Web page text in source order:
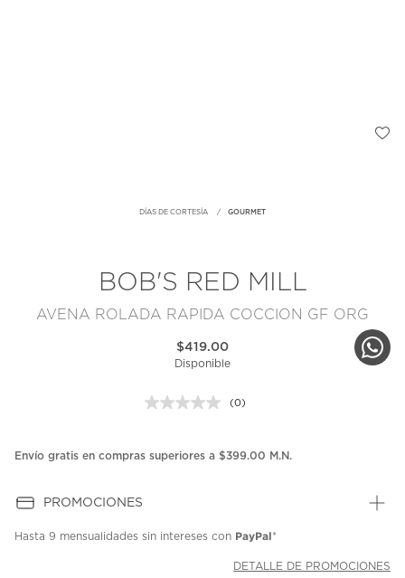
DÍAS DE CORTESÍA GOURMET
BOB'S RED MILL
AVENA ROLADA RAPIDA COCCION GF ORG
$419.00
Disponible
Sin
en
(0)
Envío gratis en compras superiores a $399.00 M.N.
PROMOCIONES
Hasta 9 mensualidades sin intereses con PayPal*
DETALLE DE PROMOCIONES